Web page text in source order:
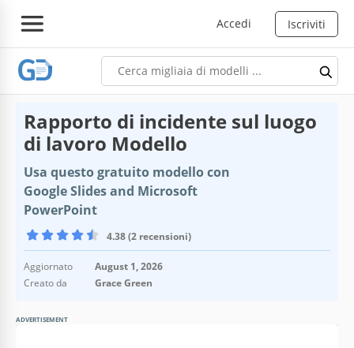
Accedi Iscriviti
Rapporto di incidente sul luogo
di lavoro Modello
Usa questo gratuito modello con
Google Slides and Microsoft
PowerPoint
4.38 (2 recensioni)
Aggiornato
August 1, 2026
Creato da
Grace Green
ADVERTISEMENT